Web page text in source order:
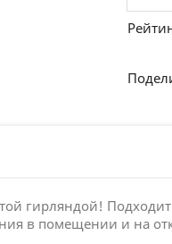
гирляндой!
в помещении и на